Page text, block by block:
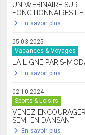
UN WEBINAIRE SUR
FONCTIONNAIRES
En savoir plus
05.03.2025
Vacances & Voyages
LA LIGNE PARIS-
En savoir plus
02.10.2024
Sports & Loisirs
VENEZ
SEMI EN DANSANT
En savoir plus